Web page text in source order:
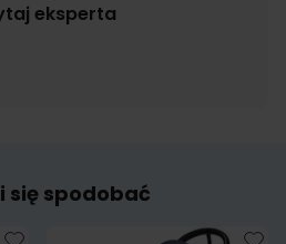
eksperta
się spodobać